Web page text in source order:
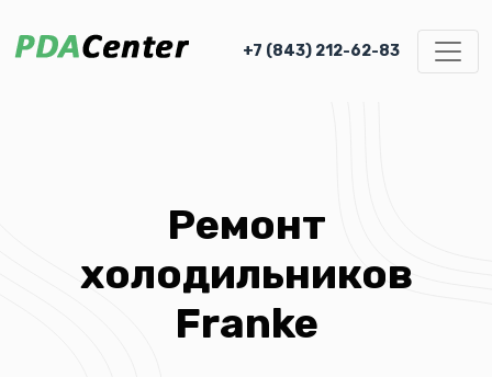
+7 (843) 212-62-83
Ремонт
холодильников
Franke